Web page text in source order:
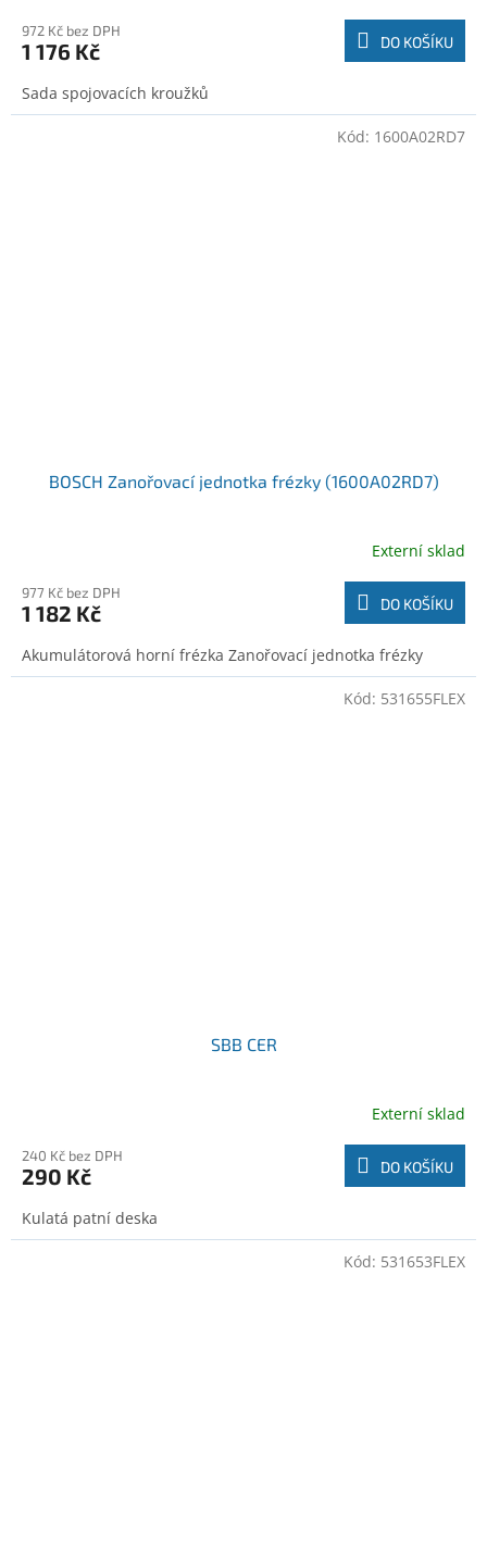
972 Kč bez DPH
1 176 Kč DO KOŠÍKU
Sada spojovacích kroužků
BOSCH Zanořovací jednotka frézky (1600A02RD7)
Externí sklad
977 Kč bez DPH
1 182 Kč DO KOŠÍKU
Akumulátorová horní frézka Zanořovací jednotka frézky
Kód: 1600A02RD7
SBB CER
Externí sklad
240 Kč bez DPH
290 Kč DO KOŠÍKU
Kulatá patní deska
Kód: 531655FLEX
Kód: 531653FLEX